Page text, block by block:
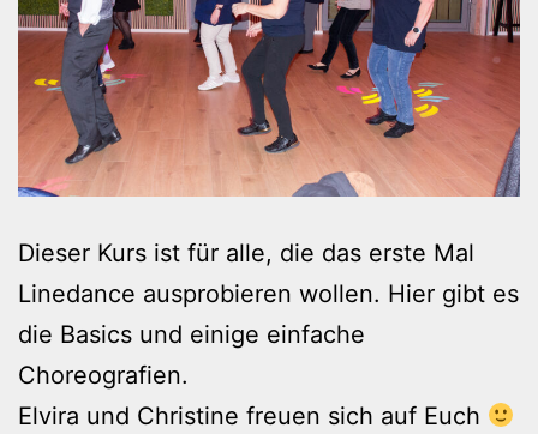
Dieser Kurs ist für alle, die das erste Mal
Linedance ausprobieren wollen. Hier gibt es
die Basics und einige einfache
Choreografien.
Elvira und Christine freuen sich auf Euch